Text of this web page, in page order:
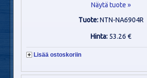
Näytä tuote »
Tuote:NTN-NA6904R
Hinta: 53.26 €
Lisää ostoskoriin